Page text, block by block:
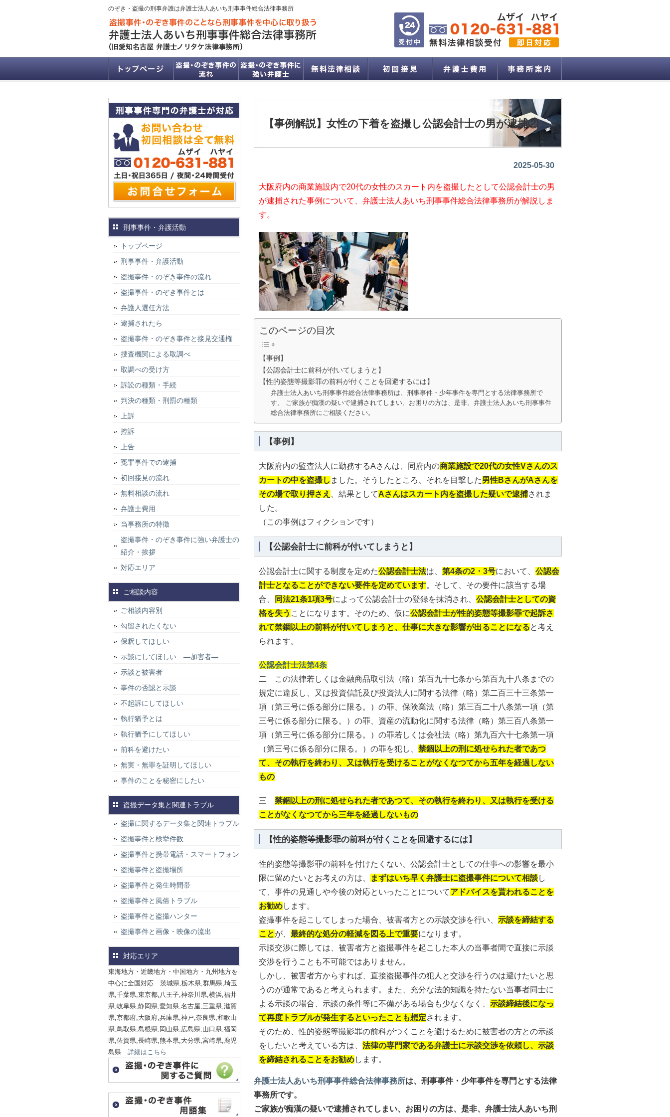
のぞき・盗撮の刑事弁護は弁護士法人あいち刑事事件総合法律事務所
【事例解説】女性の下着を盗撮し公認会計士の男が逮捕②
2025-05-30
大阪府内の商業施設内で20代の女性のスカート内を盗撮したとして公認会計士の男
が逮捕された事例について、 弁護士法人あいち刑事事件総合法律事務所が解説しま
す。
このページの目次
【事例】
【公認会計士に前科が付いてしまうと】
【性的姿態等撮影罪の前科が付くことを回避するには】
弁護士法人あいち刑事事件総合法律事務所は、刑事事件・少年事件を専門とする法律事務所で
す。 ご家族が痴漢の疑いで逮捕されてしまい、お困りの方は、是非、弁護士法人あいち刑事事件
総合法律事務所にご相談ください。
【事例】
大阪府内の監査法人に勤務するAさんは、同府内の商業施設で20代の女性Vさんのス
カートの中を盗撮し ました。そうしたところ、それを目撃した男性BさんがAさんを
その場で取り押さえ
、結果としてAさんはスカート内を盗撮した疑いで逮捕されま
した。
（この事例はフィクションです）
【公認会計士に前科が付いてしまうと】
公認会計士に関する制度を定めた公認会計士法は、 第4条の2・3号において、 公認会
計士となることができない要件を定めています。そして、その要件に該当する場
合、
同法21条1項3号によって公認会計士の登録を抹消され、 公認会計士としての資
格を失う ことになります。そのため、仮に公認会計士が性的姿態等撮影罪で起訴さ
れて禁錮以上の前科が付いてしまうと、仕事に大きな影響が出ることになると考え
られます。
公認会計士法第4条
二 この法律若しくは金融商品取引法（略）第百九十七条から第百九十八条までの
規定に違反し、又は投資信託及び投資法人に関する法律（略）第二百三十三条第一
項（第三号に係る部分に限る。）の罪、保険業法（略）第三百二十八条第一項（第
三号に係る部分に限る。）の罪、資産の流動化に関する法律（略）第三百八条第一
項（第三号に係る部分に限る。）の罪若しくは会社法（略）第九百六十七条第一項
（第三号に係る部分に限る。）の罪を犯し、 禁錮以上の刑に処せられた者であつ
て、その執行を終わり、又は執行を受けることがなくなつてから五年を経過しない
もの
三 禁錮以上の刑に処せられた者であつて、その執行を終わり、又は執行を受ける
ことがなくなつてから三年を経過しないもの
【性的姿態等撮影罪の前科が付くことを回避するには】
性的姿態等撮影罪の前科を付けたくない、公認会計士としての仕事への影響を最小
限に留めたいとお考えの方は、
まずはいち早く弁護士に盗撮事件について相談し
て、事件の見通しや今後の対応といったことについてアドバイスを貰われることを
お勧めします。
盗撮事件を起こしてしまった場合、被害者方との示談交渉を行い、 示談を締結する
ことが、 最終的な処分の軽減を図る上で重要になります。
示談交渉に際しては、被害者方と盗撮事件を起こした本人の当事者間で直接に示談
交渉を行うことも不可能ではありません。
しかし、被害者方からすれば、直接盗撮事件の犯人と交渉を行うのは避けたいと思
うのが通常であると考えられます。また、充分な法的知識を持たない当事者同士に
よる示談の場合、示談の条件等に不備がある場合も少なくなく、 示談締結後になっ
て再度トラブルが発生するといったことも想定されます。
そのため、性的姿態等撮影罪の前科がつくことを避けるために被害者の方との示談
をしたいと考えている方は、 法律の専門家である弁護士に示談交渉を依頼し、示談
を締結されることをお勧めします。
弁護士法人あいち刑事事件総合法律事務所は、刑事事件・少年事件を専門とする法律
事務所です。
ご家族が痴漢の疑いで逮捕されてしまい、お困りの方は、是非、弁護士法人あいち刑
刑事事件・弁護活動
トップページ
刑事事件・弁護活動
盗撮事件・のぞき事件の流れ
盗撮事件・のぞき事件とは
弁護人選任方法
逮捕されたら
盗撮事件・のぞき事件と接見交通権
捜査機関による取調べ
取調べの受け方
訴訟の種類・手続
判決の種類・刑罰の種類
上訴
控訴
上告
冤罪事件での逮捕
初回接見の流れ
無料相談の流れ
弁護士費用
当事務所の特徴
盗撮事件・のぞき事件に強い弁護士の
紹介・挨拶
対応エリア
ご相談内容
ご相談内容別
勾留されたくない
保釈してほしい
示談にしてほしい ―加害者―
示談と被害者
事件の否認と示談
不起訴にしてほしい
執行猶予とは
執行猶予にしてほしい
前科を避けたい
無実・無罪を証明してほしい
事件のことを秘密にしたい
盗撮データ集と関連トラブル
盗撮に関するデータ集と関連トラブル
盗撮事件と検挙件数
盗撮事件と携帯電話・スマートフォン
盗撮事件と盗撮場所
盗撮事件と発生時間帯
盗撮事件と風俗トラブル
盗撮事件と盗撮ハンター
盗撮事件と画像・映像の流出
対応エリア
東海地方・近畿地方・中国地方・九州地方を
中心に全国対応 茨城県,栃木県,群馬県,埼玉
県,千葉県,東京都,八王子,神奈川県,横浜,福井
県,岐阜県,静岡県,愛知県,名古屋,三重県,滋賀
県,京都府,大阪府,兵庫県,神戸,奈良県,和歌山
県,鳥取県,島根県,岡山県,広島県,山口県,福岡
県,佐賀県,長崎県,熊本県,大分県,宮崎県,鹿児
島県 詳細はこちら